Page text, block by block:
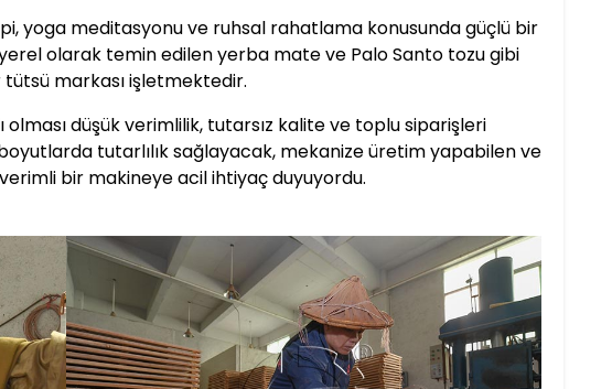
yoga meditasyonu ve ruhsal rahatlama konusunda güçlü bir
olarak temin edilen yerba mate ve Palo Santo tozu gibi
markası işletmektedir.
düşük verimlilik, tutarsız kalite ve toplu siparişleri
tutarlılık sağlayacak, mekanize üretim yapabilen ve
bir makineye acil ihtiyaç duyuyordu.